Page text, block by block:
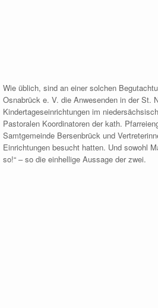
Wie üblich, sind an einer solchen
Osnabrück e. V. die Anwesenden in der St.
Kindertageseinrichtungen im
Pastoralen Koordinatoren der kath.
Samtgemeinde Bersenbrück und
Einrichtungen besucht hatten. Und sowohl
so!“ – so die einhellige Aussage der zwei.